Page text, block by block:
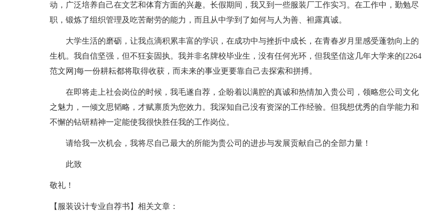
动，广泛培养自己在文艺和体育方面的兴趣。长假期间，我又到一些服装厂工作实习。在工作中，勤勉尽
职，锻炼了组织管理及吃苦耐劳的能力，而且从中学到了如何与人为善、袒露真诚。
大学生活的磨砺，让我点滴积累丰富的学识，在成功中与挫折中成长，在青春岁月里感受蓬勃向上的
生机。我自信坚强，但不狂妄固执。我并非名牌校毕业生，没有任何光环，但我坚信这几年大学来的[2264
范文网]每一份耕耘都将取得收获，而未来的事业更要靠自己去探索和拼搏。
在即将走上社会岗位的时候，我毛遂自荐，企盼着以满腔的真诚和热情加入贵公司，领略您公司文化
之魅力，一倾文思韬略，才赋禀质为您效力。我深知自己没有资深的工作经验。但我想优秀的自学能力和
不懈的钻研精神一定能使我很快胜任我的工作岗位。
请给我一次机会，我将尽自己最大的所能为贵公司的进步与发展贡献自己的全部力量！
此致
敬礼！
【服装设计专业自荐书】相关文章：